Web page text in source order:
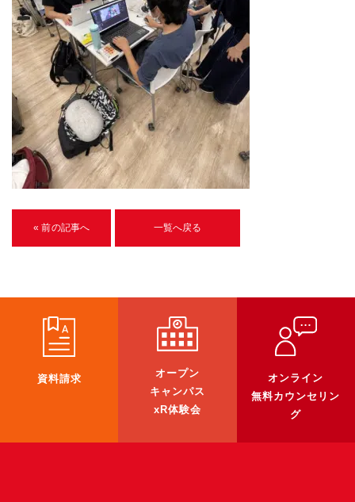
入学案内
受講生紹介
イベント
ブログ
アクセスマップ
企業向け
《3DGS》
3D Gaussian Splatting アプリ開発研修
3DGSニュース
《受託開発》
《最新プロダクト》
« 前の記事へ 一覧へ戻る
資料請求
オープン
キャンパス
xR体験会
オンライン
無料カウンセリン
グ